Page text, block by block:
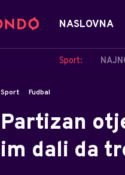
NASLOVNA
Sport:
Sport Fudbal
Partizan
im dali da